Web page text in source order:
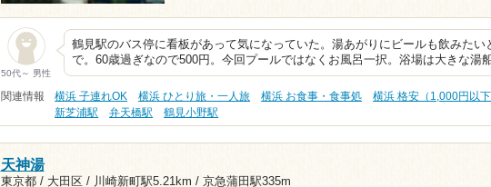
50代～ 男性
鶴見駅のバス停に看板があって気になっていた。湯あがりにビールも飲みたい
で。60歳過ぎなので500円。今回プールではなくお風呂一択。浴場は大きな湯
関連情報 横浜 子連れOK 横浜 ひとり旅・一人旅 横浜 お食事・食事処 横浜 格安（1,000円以下
新芝浦駅
弁天橋駅 鶴見小野駅
天神湯
東京都 / 大田区 / 川崎新町駅5.21km / 京急蒲田駅335m